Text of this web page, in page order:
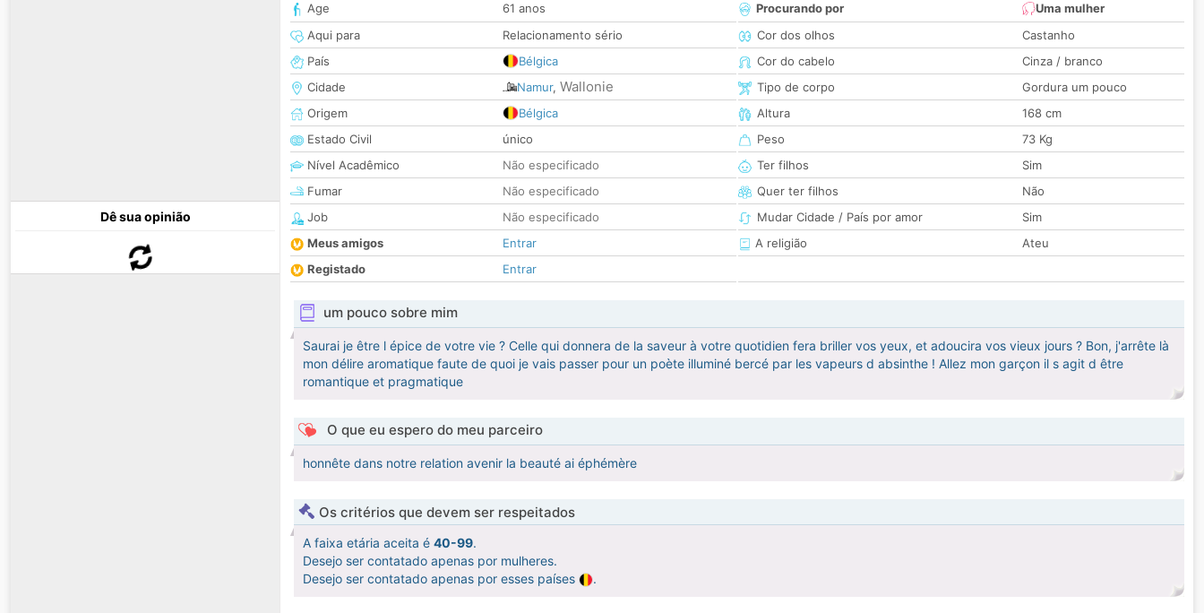
Dê sua opinião
Age
61 anos
Aqui para
Relacionamento sério
País
Bélgica
Cidade
Namur, Wallonie
Origem
Bélgica
Estado Civil
único
Nível Acadêmico
Não especificado
Fumar
Não especificado
Job
Não especificado
Meus amigos
Entrar
Registado
Entrar
Procurando por
Uma mulher
Cor dos olhos
Castanho
Cor do cabelo
Cinza / branco
Tipo de corpo
Gordura um pouco
Altura
168 cm
Peso
73 Kg
Ter filhos
Sim
Quer ter filhos
Não
Mudar Cidade / País por amor
Sim
A religião
Ateu
um pouco sobre mim
Saurai je être l épice de votre vie ? Celle qui donnera de la saveur à votre quotidien fera briller vos yeux, et adoucira vos vieux jours ? Bon, j'arrête là
mon délire aromatique faute de quoi je vais passer pour un poète illuminé bercé par les vapeurs d absinthe ! Allez mon garçon il s agit d être
romantique et pragmatique
O que eu espero do meu parceiro
honnête dans notre relation avenir la beauté ai éphémère
Os critérios que devem ser respeitados
A faixa etária aceita é 40-99.
Desejo ser contatado apenas por mulheres.
Desejo ser contatado apenas por esses países
.